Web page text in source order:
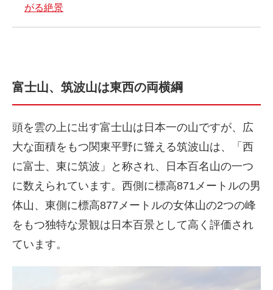
がる絶景
富士山、筑波山は東西の両横綱
頭を雲の上に出す富士山は日本一の山ですが、広
大な面積をもつ関東平野に聳える筑波山は、「西
に富士、東に筑波」と称され、日本百名山の一つ
に数えられています。西側に標高871メートルの男
体山、東側に標高877メートルの女体山の2つの峰
をもつ独特な景観は日本百景として高く評価され
ています。